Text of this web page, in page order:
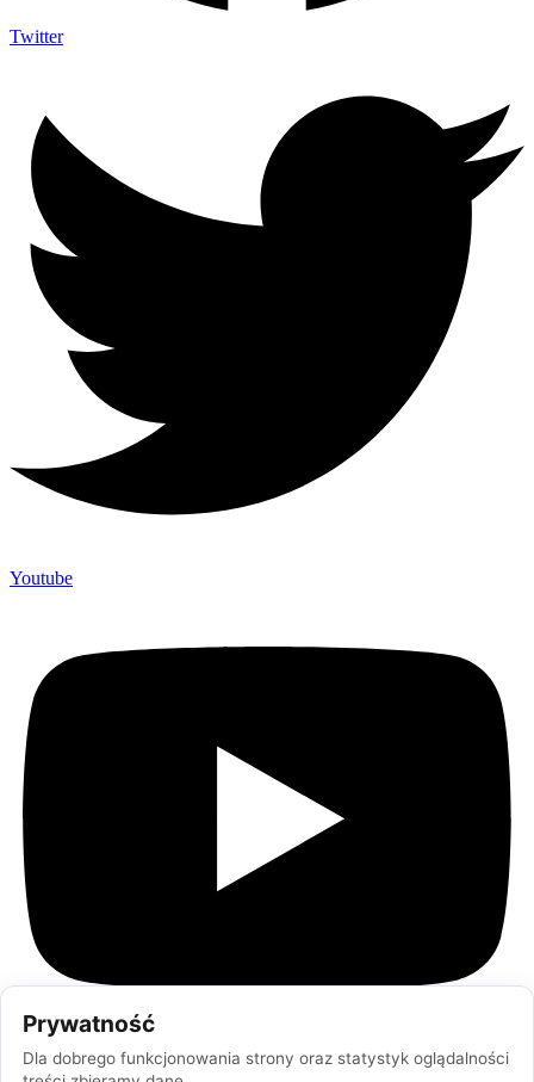
Twitter
Youtube
Prywatność
Dla dobrego funkcjonowania strony oraz statystyk oglądalności